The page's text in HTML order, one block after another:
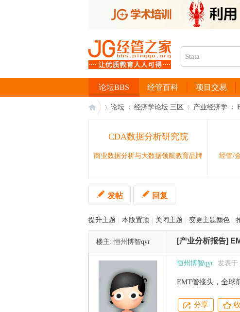
经管百科 项目交易
论坛BBS
论坛 经济学论坛 三区 产业经济学
CDA数据分析研究院
商业数据分析与大数据领航教育品牌 经管/
发帖 回复
提升主题 本版置顶 关闭主题 变更主题颜色
楼主:恒州博智qyr [产业分析报告]
恒州博智qyr 发表于
EMT管接头，全球
分享